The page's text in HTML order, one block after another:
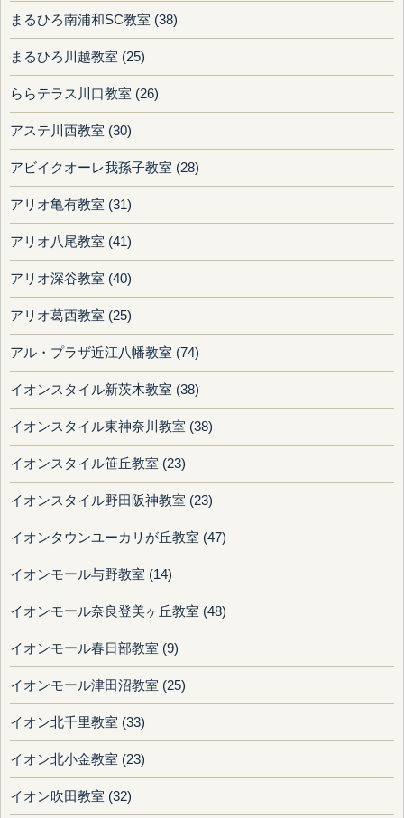
まるひろ南浦和SC教室 (38)
まるひろ川越教室 (25)
ららテラス川口教室 (26)
アステ川西教室 (30)
アビイクオーレ我孫子教室 (28)
アリオ亀有教室 (31)
アリオ八尾教室 (41)
アリオ深谷教室 (40)
アリオ葛西教室 (25)
アル・プラザ近江八幡教室 (74)
イオンスタイル新茨木教室 (38)
イオンスタイル東神奈川教室 (38)
イオンスタイル笹丘教室 (23)
イオンスタイル野田阪神教室 (23)
イオンタウンユーカリが丘教室 (47)
イオンモール与野教室 (14)
イオンモール奈良登美ヶ丘教室 (48)
イオンモール春日部教室 (9)
イオンモール津田沼教室 (25)
イオン北千里教室 (33)
イオン北小金教室 (23)
イオン吹田教室 (32)